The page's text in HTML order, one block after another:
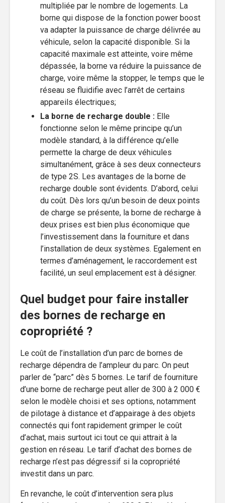
multipliée par le nombre de logements. La
borne qui dispose de la fonction power boost
va adapter la puissance de charge délivrée au
véhicule, selon la capacité disponible. Si la
capacité maximale est atteinte, voire même
dépassée, la borne va réduire la puissance de
charge, voire même la stopper, le temps que le
réseau se fluidifie avec l’arrêt de certains
appareils électriques;
La borne de recharge double : Elle
fonctionne selon le même principe qu’un
modèle standard, à la différence qu’elle
permette la charge de deux véhicules
simultanément, grâce à ses deux connecteurs
de type 2S. Les avantages de la borne de
recharge double sont évidents. D’abord, celui
du coût. Dès lors qu’un besoin de deux points
de charge se présente, la borne de recharge à
deux prises est bien plus économique que
l’investissement dans la fourniture et dans
l’installation de deux systèmes. Egalement en
termes d’aménagement, le raccordement est
facilité, un seul emplacement est à désigner.
Quel budget pour faire installer
des bornes de recharge en
copropriété ?
Le coût de l’installation d’un parc de bornes de
recharge dépendra de l’ampleur du parc. On peut
parler de “parc” dès 5 bornes. Le tarif de fourniture
d’une borne de recharge peut aller de 300 à 2 000 €
selon le modèle choisi et ses options, notamment
de pilotage à distance et d’appairage à des objets
connectés qui font rapidement grimper le coût
d’achat, mais surtout ici tout ce qui attrait à la
gestion en réseau. Le tarif d’achat des bornes de
recharge n’est pas dégressif si la copropriété
investit dans un parc.
En revanche, le coût d’intervention sera plus